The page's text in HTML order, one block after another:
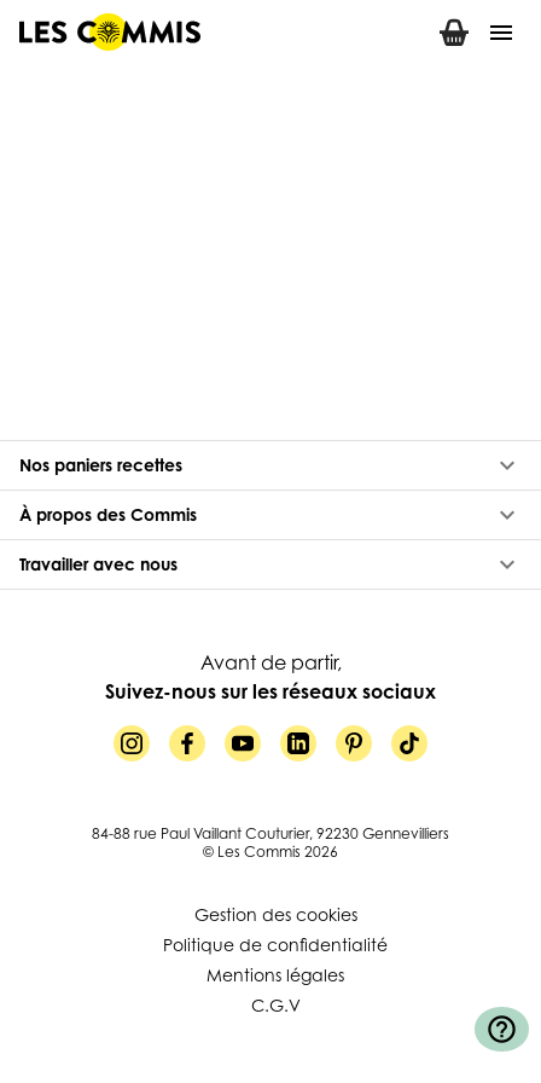
menu
Nos paniers recettes keyboard_arrow_down
À propos des Commis keyboard_arrow_down
Travailler avec nous keyboard_arrow_down
Avant de partir,
Suivez-nous sur les réseaux sociaux
84-88 rue Paul Vaillant Couturier, 92230 Gennevilliers
© Les Commis 2026
Gestion des cookies
Politique de confidentialité
Mentions légales
C.G.V
help_outline